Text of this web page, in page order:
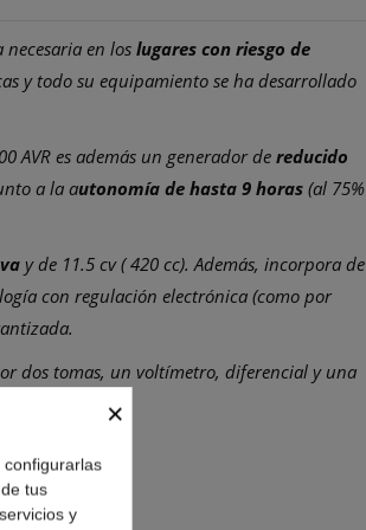
en los lugares con riesgo de
y todo su equipamiento se ha desarrollado
AVR es además un generador dereducido
a la autonomía de hasta 9 horas (al 75%
y de 11.5 cv ( 420 cc). Además, incorpora de
con regulación electrónica (como por
dos tomas, un voltímetro, diferencial y una
×
configurarlas
tus
y